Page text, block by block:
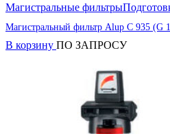
Магистральные фильтры
Магистральный фильтр Alup C 935 (G
В корзину ПО ЗАПРОСУ